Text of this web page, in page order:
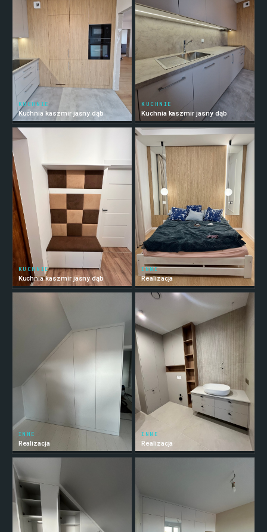
KUCHNIE
Kuchnia kaszmir jasny dąb
KUCHNIE
Kuchnia kaszmir jasny dąb
KUCHNIE
Kuchnia kaszmir jasny dąb
INNE
Realizacja
INNE
Realizacja
INNE
Realizacja